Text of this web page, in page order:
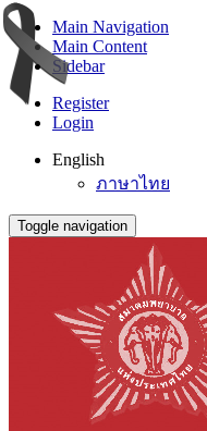
Main Navigation
Main Content
Sidebar
Register
Login
English
ภาษาไทย
Toggle navigation